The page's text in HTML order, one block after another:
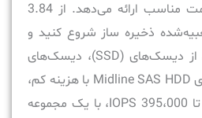
Array ذخیره‌سازی با قیمت مناسب ارائه می‌دهد. از 3.84
ذخیره ساز شروع کنید و
سیستم را با هر ترکیبی از دیسک‌های (SSD)، دیسک‌های
SAS HDD و یا دیسک‌های Midline SAS HDD با هزینه کم،
ارتقا دهید. توانایی ارائه تا 395،000 IOPS، با یک مجموعه